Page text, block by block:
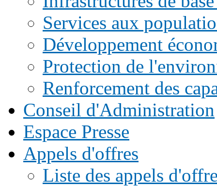
Services aux
Développement
Protection de
Renforcement des
Conseil d'Administration
Espace Presse
Appels d'offres
Liste des appels